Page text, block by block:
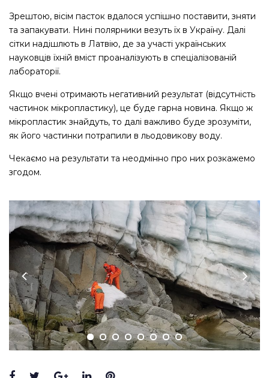
Зрештою, вісім пасток вдалося успішно поставити, зняти
та запакувати. Нині полярники везуть їх в Україну. Далі
сітки надішлють в Латвію, де за участі українських
науковців їхній вміст проаналізують в спеціалізованій
лабораторії.
Якщо вчені отримають негативний результат (відсутність
частинок мікропластику), це буде гарна новина. Якщо ж
мікропластик знайдуть, то далі важливо буде зрозуміти,
як його частинки потрапили в льодовикову воду.
Чекаємо на результати та неодмінно про них розкажемо
згодом.